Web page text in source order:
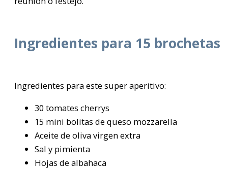
Ingredientes para 15 brochetas
Ingredientes para este super aperitivo:
30 tomates cherrys
15 mini bolitas de queso mozzarella
Aceite de oliva virgen extra
Sal y pimienta
Hojas de albahaca